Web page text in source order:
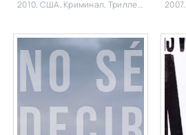
2010, США, Криминал, Триллер,